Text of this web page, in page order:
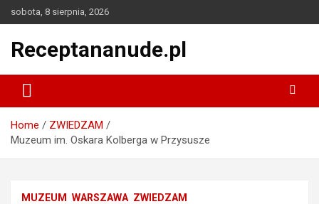
to
sobota, 8 sierpnia, 2026
Receptananude.pl
Home
ZWIEDZAM
Muzeum im. Oskara Kolberga w Przysusze
MUZEUM WARSZAWA ZWIEDZAM